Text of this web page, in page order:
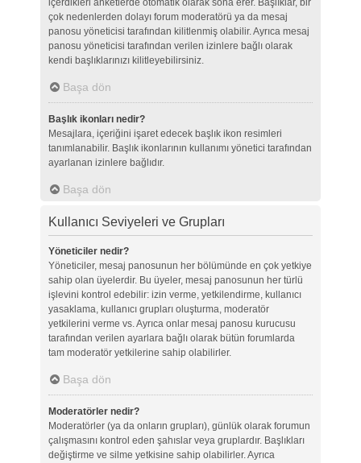
içerdikleri anketlerde otomatik olarak sona erer. Başlıklar, bir
çok nedenlerden dolayı forum moderatörü ya da mesaj
panosu yöneticisi tarafından kilitlenmiş olabilir. Ayrıca mesaj
panosu yöneticisi tarafından verilen izinlere bağlı olarak
kendi başlıklarınızı kilitleyebilirsiniz.
Başa dön
Başlık ikonları nedir?
Mesajlara, içeriğini işaret edecek başlık ikon resimleri
tanımlanabilir. Başlık ikonlarının kullanımı yönetici tarafından
ayarlanan izinlere bağlıdır.
Başa dön
Kullanıcı Seviyeleri ve Grupları
Yöneticiler nedir?
Yöneticiler, mesaj panosunun her bölümünde en çok yetkiye
sahip olan üyelerdir. Bu üyeler, mesaj panosunun her türlü
işlevini kontrol edebilir: izin verme, yetkilendirme, kullanıcı
yasaklama, kullanıcı grupları oluşturma, moderatör
yetkilerini verme vs. Ayrıca onlar mesaj panosu kurucusu
tarafından verilen ayarlara bağlı olarak bütün forumlarda
tam moderatör yetkilerine sahip olabilirler.
Başa dön
Moderatörler nedir?
Moderatörler (ya da onların grupları), günlük olarak forumun
çalışmasını kontrol eden şahıslar veya gruplardır. Başlıkları
değiştirme ve silme yetkisine sahip olabilirler. Ayrıca